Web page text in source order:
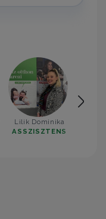
Lilik Dominika
ASSZISZTENS